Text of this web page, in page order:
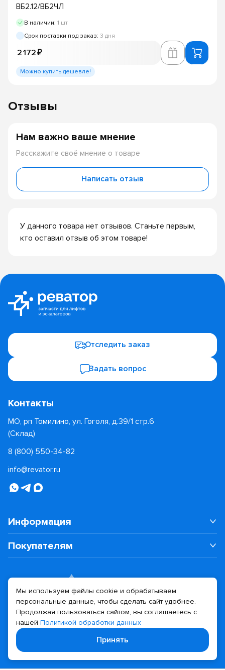
ВБ2.12/ВБ2ЧЛ
В наличии: 1 шт
Срок поставки под заказ: 3 дня
2 172 ₽
Можно купить дешевле!
Отзывы
У данного товара нет отзывов. Станьте первым,
кто оставил отзыв об этом товаре!
Нам важно ваше мнение
Расскажите своё мнение о товаре
Написать отзыв
Отследить заказ
Задать вопрос
Контакты
МО, рп Томилино, ул. Гоголя, д.39/1 стр.6
(Склад)
8 (800) 550-34-82
info@revator.ru
Информация
Покупателям
Политика конфиденциальности
Дизайн сайта Разработка сайта
Мы используем файлы cookie и обрабатываем
персональные данные, чтобы сделать сайт удобнее.
Продолжая пользоваться сайтом, вы соглашаетесь с
нашей Политикой обработки данных
Принять